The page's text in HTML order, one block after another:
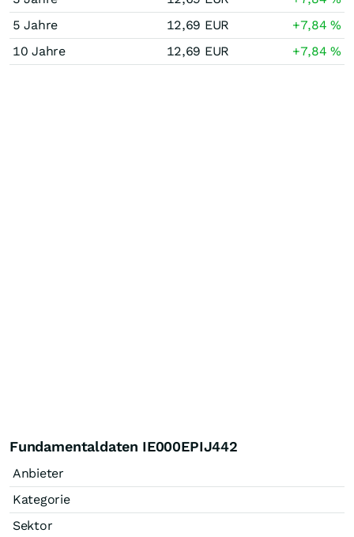
5 Jahre
12,69 EUR +7,84%
10 Jahre
12,69 EUR +7,84%
Fundamentaldaten IE000EPIJ442
Anbieter
Kategorie
Sektor